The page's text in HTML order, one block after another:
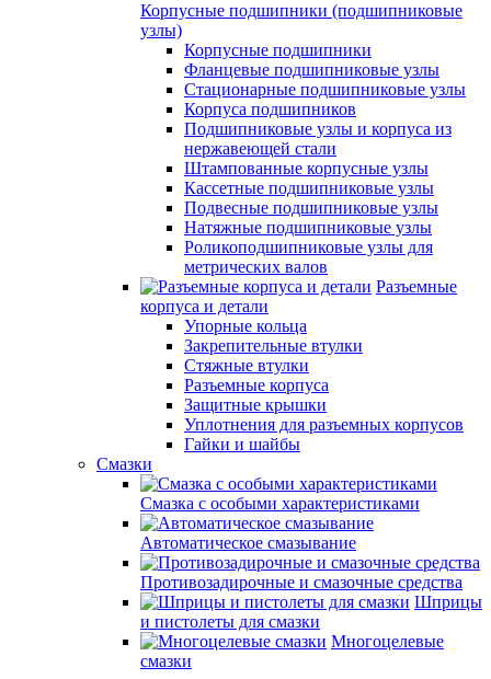
Корпусные подшипники (подшипниковые
узлы)
Корпусные подшипники
Фланцевые подшипниковые узлы
Стационарные подшипниковые узлы
Корпуса подшипников
Подшипниковые узлы и корпуса из
нержавеющей стали
Штампованные корпусные узлы
Кассетные подшипниковые узлы
Подвесные подшипниковые узлы
Натяжные подшипниковые узлы
Роликоподшипниковые узлы для
метрических валов
Разъемные
корпуса и детали
Упорные кольца
Закрепительные втулки
Стяжные втулки
Разъемные корпуса
Защитные крышки
Уплотнения для разъемных корпусов
Гайки и шайбы
Смазки
Смазка с особыми характеристиками
Автоматическое смазывание
Противозадирочные и смазочные средства
Шприцы
и пистолеты для смазки
Многоцелевые
смазки